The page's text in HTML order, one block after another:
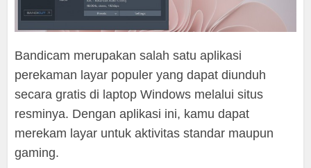
Bandicam merupakan salah satu aplikasi
perekaman layar populer yang dapat diunduh
secara gratis di laptop Windows melalui situs
resminya. Dengan aplikasi ini, kamu dapat
merekam layar untuk aktivitas standar maupun
gaming.